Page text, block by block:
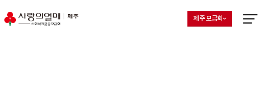
지회 선택 목록 열기
현재 선택된 지회
제주 모금회